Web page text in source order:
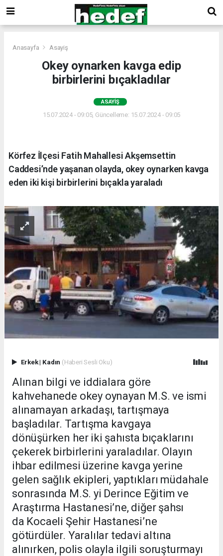
Anasayfa Asayiş
Okey oynarken kavga edip
birbirlerini bıçakladılar
ASAYIŞ
15.07.2024 - 09:05, Güncelleme: 15.07.2024 - 09:05
Körfez İlçesi Fatih Mahallesi Akşemsettin
Caddesi’nde yaşanan olayda, okey oynarken kavga
eden iki kişi birbirlerini bıçakla yaraladı
Erkek| Kadın (Haberi Sesli Oku)
Alınan bilgi ve iddialara göre
kahvehanede okey oynayan M.S. ve ismi
alınamayan arkadaşı, tartışmaya
başladılar. Tartışma kavgaya
dönüşürken her iki şahısta bıçaklarını
çekerek birbirlerini yaraladılar. Olayın
ihbar edilmesi üzerine kavga yerine
gelen sağlık ekipleri, yaptıkları müdahale
sonrasında M.S. yi Derince Eğitim ve
Araştırma Hastanesi’ne, diğer şahsı
da Kocaeli Şehir Hastanesi’ne
götürdüler. Yaralılar tedavi altına
alınırken, polis olayla ilgili soruşturmayı